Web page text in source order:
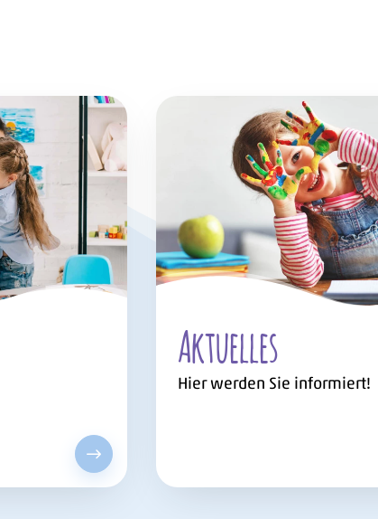
Jobs & Karriere anschauen
Aktuelles
Hier werden Sie informiert!